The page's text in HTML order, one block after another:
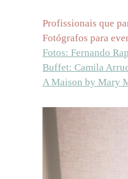
Profissionais que
Fotógrafos para
Fotos: Fernando
Buffet: Camila
A Maison by Mary